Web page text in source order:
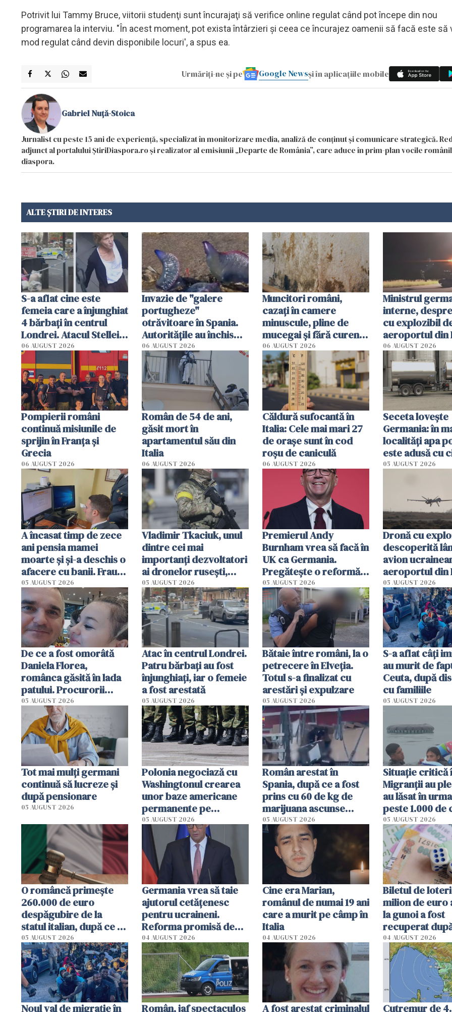
Potrivit lui Tammy Bruce, viitorii studenţi sunt încurajaţi să verifice online regulat când pot începe din nou
programarea la interviu. "În acest moment, pot exista întârzieri şi ceea ce încurajez oamenii să facă este să
mod regulat când devin disponibile locuri', a spus ea.
Urmăriți-ne și pe Google Newsși în aplicațiile mobile
Gabriel Nuță-Stoica
Jurnalist cu peste 15 ani de experiență, specializat în monitorizare media, analiză de conținut și comunicare strategică.
adjunct al portalului ȘtiriDiaspora.ro și realizator al emisiunii „Departe de România”, care aduce în prim-plan vocile
diaspora.
ALTE ȘTIRI DE INTERES
S-a aflat cine este
femeia care a înjunghiat
4 bărbați în centrul
Londrei. Atacul Stellei,
de 44 de ani, explicat
de anchetatori
06 AUGUST 2026
Invazie de "galere
portugheze"
otrăvitoare în Spania.
Autoritățile au închis
mai multe plaje din San
Sebastian
06 AUGUST 2026
Muncitori români,
cazați în camere
minuscule, pline de
mucegai și fără curent.
Inspectorii primăriei
din Germania i-au
evacuat pe loc
06 AUGUST 2026
Ministrul
interne,
cu explozibil
aeroportul din
Un "scenariu
hibrid"
06 AUGUST 2026
Pompierii români
continuă misiunile de
sprijin în Franţa şi
Grecia
06 AUGUST 2026
Român de 54 de ani,
găsit mort în
apartamentul său din
Italia
06 AUGUST 2026
Căldură sufocantă în
Italia: Cele mai mari 27
de orașe sunt în cod
roșu de caniculă
06 AUGUST 2026
Seceta lovește
Germania: în
localități apa
este adusă cu
de lapte.
05 AUGUST 2026
A încasat timp de zece
ani pensia mamei
moarte și și-a deschis o
afacere cu banii. Frauda
de 230.000 de euro,
descoperită de
autorități
05 AUGUST 2026
Vladimir Tkaciuk, unul
dintre cei mai
importanți dezvoltatori
ai dronelor rusești,
grav rănit într-un
atentat cu bombă
05 AUGUST 2026
Premierul Andy
Burnham vrea să facă în
UK ca Germania.
Pregătește o reformă
radicală și puterea ar
urma să se mute de la
Londra
05 AUGUST 2026
Dronă cu
descoperită
avion
aeroportul din
Un avion DHL
ciocnit în aer
obiect
05 AUGUST 2026
De ce a fost omorâtă
Daniela Florea,
românca găsită în lada
patului. Procurorii
italieni i-au reconstituit
ultimele momente din
viață
05 AUGUST 2026
Atac în centrul Londrei.
Patru bărbați au fost
înjunghiați, iar o femeie
a fost arestată
05 AUGUST 2026
Bătaie între români, la o
petrecere în Elveția.
Totul s-a finalizat cu
arestări și expulzare
05 AUGUST 2026
S-a aflat câți
au murit de
Ceuta, după
cu familiile
05 AUGUST 2026
Tot mai mulți germani
continuă să lucreze și
după pensionare
05 AUGUST 2026
Polonia negociază cu
Washingtonul crearea
unor baze americane
permanente pe
teritoriul său
05 AUGUST 2026
Român arestat în
Spania, după ce a fost
prins cu 60 de kg de
marijuana ascunse
printre electrocasnice
uzate
05 AUGUST 2026
Situație critică
Migranții au
au lăsat în
peste 1.000 de
Centrele de
sunt sufocate
05 AUGUST 2026
O româncă primește
260.000 de euro
despăgubire de la
statul italian, după ce a
stat 3 ani în închisoare
pe nedrept
05 AUGUST 2026
Germania vrea să taie
ajutorul cetățenesc
pentru ucraineni.
Reforma promisă de
guvernul Merz s-a
blocat, iar SPD o critică
dur
04 AUGUST 2026
Cine era Marian,
românul de numai 19 ani
care a murit pe câmp în
Italia
04 AUGUST 2026
Biletul de
milion de euro
la gunoi a fost
recuperat
operațiune
în Italia
04 AUGUST 2026
Noul val de migrație în Român, jaf spectaculos A fost arestat criminalul Cutremur de